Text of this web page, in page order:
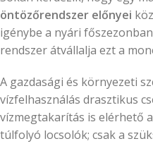
öntözőrendszer előnyei
igénybe a nyári
rendszer átvállalja ezt a
A gazdasági és környezeti
vízfelhasználás drasztikus
vízmegtakarítás is elérhető
túlfolyó locsolók; csak a